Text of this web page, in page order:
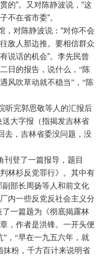
的”。又对陈静波说，“这
不在省市委”。
，对陈静波说：“对你不会
敌人那边推。要相信群众
说话的机会”。 李先民曾
日的报告，说什么， “陈
风吹草动就不稳当”，“陈
听完郭思敬等人的汇报后
大字报（指揭发吉林省
去，吉林省委没问题，没
刊登了一篇报导，题目
林杉反党罪行》。其中有
部长周扬等人和前文化
内一些反党反社会主义分
了一篇题为《彻底揭露林
，作者是洪锋。一开头便
”，“早在一九五六年，就
抹粉，千方百计来说明省